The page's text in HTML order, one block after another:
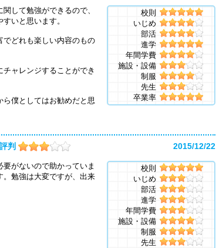
して勉強ができるので、
いと思います。
でどれも楽しい内容のもの
ャレンジすることができ
僕としてはお勧めだと思
校則
いじめ
部活
進学
年間学費
施設・設備
制服
先生
卒業率
判 2015/12/22
がないので助かっていま
。勉強は大変ですが、出来
校則
いじめ
部活
進学
年間学費
施設・設備
制服
先生